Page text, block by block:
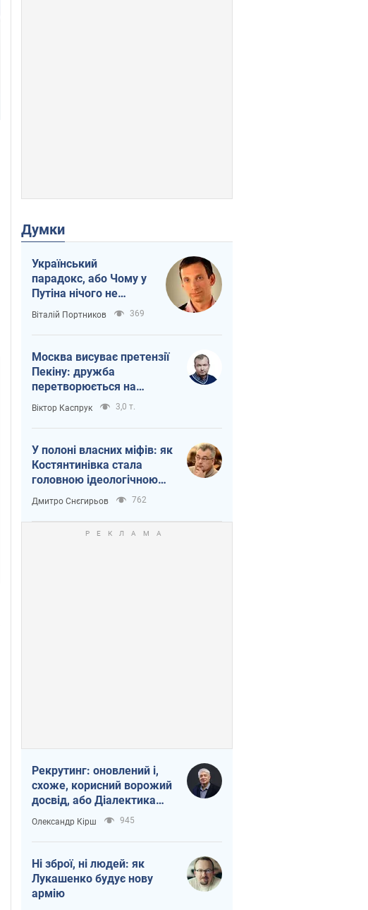
Думки
Український
парадокс, або Чому у
Путіна нічого не
вийшло з Україною
Віталій Портников 369
Москва висуває претензії
Пекіну: дружба
перетворюється на
залежність Росії від
Китаю
Віктор Каспрук 3,0 т.
У полоні власних міфів: як
Костянтинівка стала
головною ідеологічною
пасткою для російських
окупантів
Дмитро Снєгирьов 762
Рекрутинг: оновлений і,
схоже, корисний ворожий
досвід, або Діалектика
вибагливого боягузтва
Олександр Кірш 945
Ні зброї, ні людей: як
Лукашенко будує нову
армію